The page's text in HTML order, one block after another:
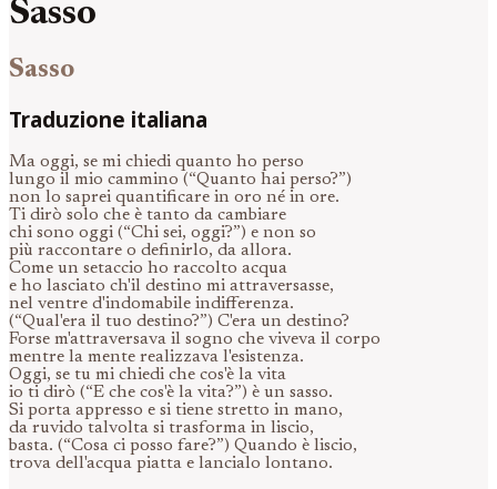
Sasso
Sasso
Traduzione italiana
Ma oggi, se mi chiedi quanto ho perso
lungo il mio cammino (“Quanto hai perso?”)
non lo saprei quantificare in oro né in ore.
Ti dirò solo che è tanto da cambiare
chi sono oggi (“Chi sei, oggi?”) e non so
più raccontare o definirlo, da allora.
Come un setaccio ho raccolto acqua
e ho lasciato ch'il destino mi attraversasse,
nel ventre d'indomabile indifferenza.
(“Qual'era il tuo destino?”) C'era un destino?
Forse m'attraversava il sogno che viveva il corpo
mentre la mente realizzava l'esistenza.
Oggi, se tu mi chiedi che cos'è la vita
io ti dirò (“E che cos'è la vita?”) è un sasso.
Si porta appresso e si tiene stretto in mano,
da ruvido talvolta si trasforma in liscio,
basta. (“Cosa ci posso fare?”) Quando è liscio,
trova dell'acqua piatta e lancialo lontano.